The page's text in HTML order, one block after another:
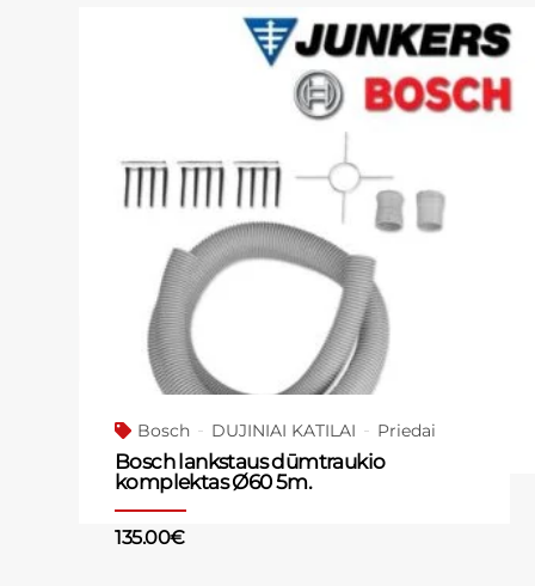
Bosch DUJINIAI KATILAI Priedai
Bosch lankstaus dūmtraukio
komplektas Ø60 5m.
135.00€